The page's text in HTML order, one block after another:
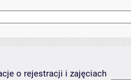
o rejestracji i zajęciach